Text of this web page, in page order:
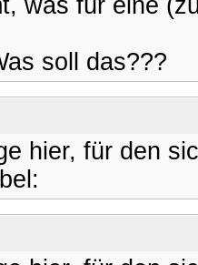
soll das???
hier, für den